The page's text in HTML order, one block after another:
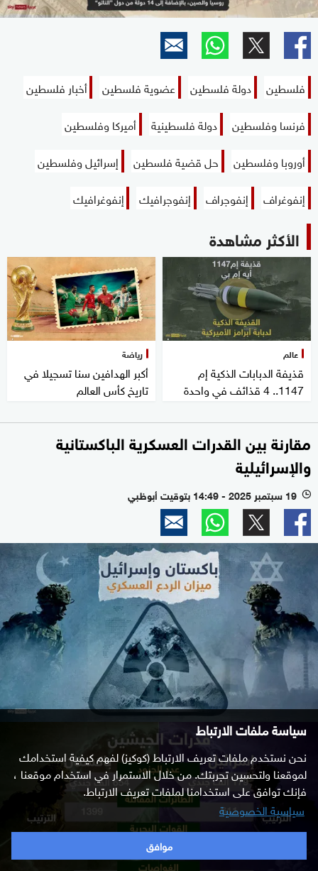
سياسة ملفات الارتباط
نحن نستخدم ملفات تعريف الارتباط (كوكيز) لفهم كيفية استخدامك
لموقعنا ولتحسين تجربتك. من خلال الاستمرار في استخدام موقعنا ،
فإنك توافق على استخدامنا لملفات تعريف الارتباط.
سياسية الخصوصية
موافق
فلسطين دولة فلسطين عضوية فلسطين
أخبار فلسطين
فرنسا وفلسطين
دولة فلسطينية
أميركا وفلسطين
أوروبا وفلسطين
حل قضية فلسطين
إسرائيل وفلسطين
إنفوغراف
إنفوجراف إنفوجرافيك إنفوغرافيك
الأكثر مشاهدة
عالم
قذيفة الدبابات الذكية إم
1147.. 4 قذائف في واحدة
رياضة
أكبر الهدافين سنا تسجيلا في
تاريخ كأس العالم
مقارنة بين القدرات العسكرية الباكستانية
والإسرائيلية
l 19 سبتمبر 2025 - 14:49 بتوقيت أبوظبي